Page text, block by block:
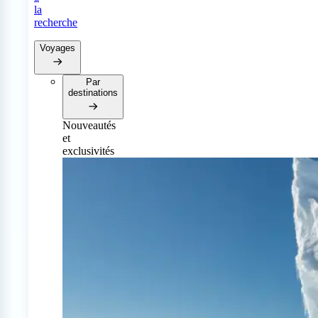
la
recherche
Voyages
Par
destinations
Nouveautés
et
exclusivités